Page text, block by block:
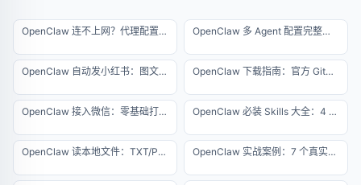
OpenClaw 连不上网？代理配置与网络排错大全 OpenClaw 多 Agent 配置完整教程：一台服务器运行 10 个智能体
OpenClaw 自动发小红书：图文矩阵运营全自动流水线 OpenClaw 下载指南：官方 GitHub 地址与防伪查杀
OpenClaw 接入微信：零基础打造个人微信 AI 助理 OpenClaw 必装 Skills 大全：4 个核心插件安装指南（2026 最新版）
OpenClaw 读本地文件：TXT/PDF/Excel 批量解析指南 OpenClaw 实战案例：7 个真实自动化项目详解（2026 专业版）